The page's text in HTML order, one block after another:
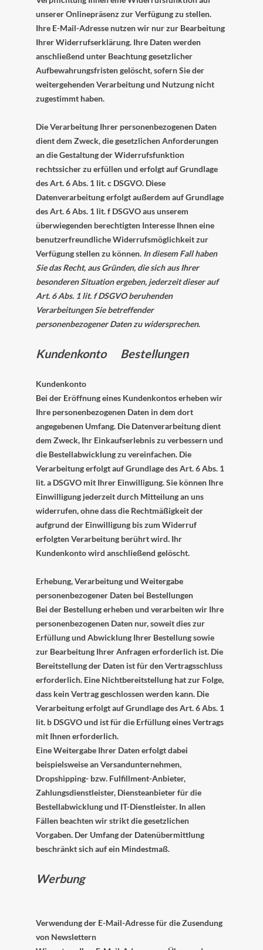
unserer Onlinepräsenz zur Verfügung zu stellen.
Ihre E-Mail-Adresse nutzen wir nur zur Bearbeitung
Ihrer Widerrufserklärung. Ihre Daten werden
anschließend unter Beachtung gesetzlicher
Aufbewahrungsfristen gelöscht, sofern Sie der
weitergehenden Verarbeitung und Nutzung nicht
zugestimmt haben.
Die Verarbeitung Ihrer personenbezogenen Daten
dient dem Zweck, die gesetzlichen Anforderungen
an die Gestaltung der Widerrufsfunktion
rechtssicher zu erfüllen und erfolgt auf Grundlage
des Art. 6 Abs. 1 lit. c DSGVO. Diese
Datenverarbeitung erfolgt außerdem auf Grundlage
des Art. 6 Abs. 1 lit. f DSGVO aus unserem
überwiegenden berechtigten Interesse Ihnen eine
benutzerfreundliche Widerrufsmöglichkeit zur
Verfügung stellen zu können. In diesem Fall haben
Sie das Recht, aus Gründen, die sich aus Ihrer
besonderen Situation ergeben, jederzeit dieser auf
Art. 6 Abs. 1 lit. f DSGVO beruhenden
Verarbeitungen Sie betreffender
personenbezogener Daten zu widersprechen.
Kundenkonto Bestellungen
Kundenkonto
Bei der Eröffnung eines Kundenkontos erheben wir
Ihre personenbezogenen Daten in dem dort
angegebenen Umfang. Die Datenverarbeitung dient
dem Zweck, Ihr Einkaufserlebnis zu verbessern und
die Bestellabwicklung zu vereinfachen. Die
Verarbeitung erfolgt auf Grundlage des Art. 6 Abs. 1
lit. a DSGVO mit Ihrer Einwilligung. Sie können Ihre
Einwilligung jederzeit durch Mitteilung an uns
widerrufen, ohne dass die Rechtmäßigkeit der
aufgrund der Einwilligung bis zum Widerruf
erfolgten Verarbeitung berührt wird. Ihr
Kundenkonto wird anschließend gelöscht.
Erhebung, Verarbeitung und Weitergabe
personenbezogener Daten bei Bestellungen
Bei der Bestellung erheben und verarbeiten wir Ihre
personenbezogenen Daten nur, soweit dies zur
Erfüllung und Abwicklung Ihrer Bestellung sowie
zur Bearbeitung Ihrer Anfragen erforderlich ist. Die
Bereitstellung der Daten ist für den Vertragsschluss
erforderlich. Eine Nichtbereitstellung hat zur Folge,
dass kein Vertrag geschlossen werden kann. Die
Verarbeitung erfolgt auf Grundlage des Art. 6 Abs. 1
lit. b DSGVO und ist für die Erfüllung eines Vertrags
mit Ihnen erforderlich.
Eine Weitergabe Ihrer Daten erfolgt dabei
beispielsweise an Versandunternehmen,
Dropshipping- bzw. Fulfillment-Anbieter,
Zahlungsdienstleister, Diensteanbieter für die
Bestellabwicklung und IT-Dienstleister. In allen
Fällen beachten wir strikt die gesetzlichen
Vorgaben. Der Umfang der Datenübermittlung
beschränkt sich auf ein Mindestmaß.
Werbung
Verwendung der E-Mail-Adresse für die Zusendung
von Newslettern